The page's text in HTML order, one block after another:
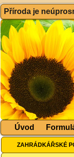
Příroda je
Úvod
ZAHRÁDKÁŘSKÉ